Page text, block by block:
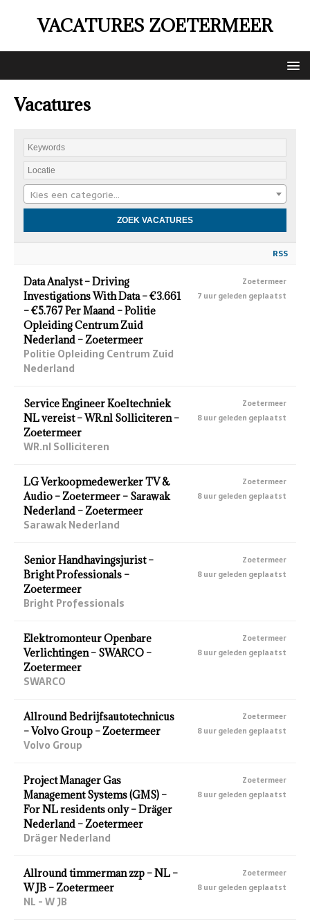
VACATURES ZOETERMEER
Vacatures
Kies een categorie…
RSS
Data Analyst – Driving
Investigations With Data – €3.661
– €5.767 Per Maand – Politie
Opleiding Centrum Zuid
Nederland – Zoetermeer
Politie Opleiding Centrum Zuid
Nederland
Zoetermeer
7 uur geleden geplaatst
Service Engineer Koeltechniek
NL vereist – WR.nl Solliciteren –
Zoetermeer
WR.nl Solliciteren
Zoetermeer
8 uur geleden geplaatst
LG Verkoopmedewerker TV &
Audio – Zoetermeer – Sarawak
Nederland – Zoetermeer
Sarawak Nederland
Zoetermeer
8 uur geleden geplaatst
Senior Handhavingsjurist –
Bright Professionals –
Zoetermeer
Bright Professionals
Zoetermeer
8 uur geleden geplaatst
Elektromonteur Openbare
Verlichtingen – SWARCO –
Zoetermeer
SWARCO
Zoetermeer
8 uur geleden geplaatst
Allround Bedrijfsautotechnicus
– Volvo Group – Zoetermeer
Volvo Group
Zoetermeer
8 uur geleden geplaatst
Project Manager Gas
Management Systems (GMS) –
For NL residents only – Dräger
Nederland – Zoetermeer
Dräger Nederland
Zoetermeer
8 uur geleden geplaatst
Allround timmerman zzp – NL –
W JB – Zoetermeer
NL - W JB
Zoetermeer
8 uur geleden geplaatst